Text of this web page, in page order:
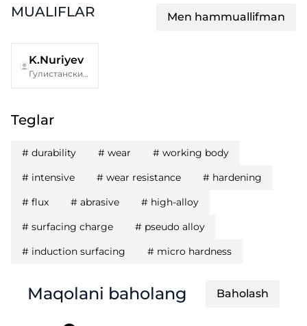
MUALIFLAR Men hammuallifman
K.Nuriyev
Гулистанский государственный универитет
Teglar
# durability # wear # working body
# intensive # wear resistance # hardening
# flux # abrasive # high-alloy
# surfacing charge # pseudo alloy
# induction surfacing # micro hardness
Maqolani baholang Baholash